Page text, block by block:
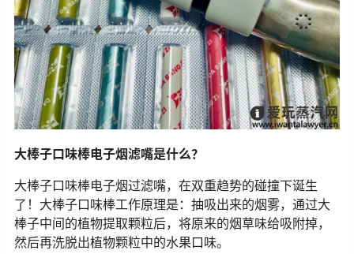
大棒子口味棒电子烟滤嘴是什么？
大棒子口味棒电子烟过滤嘴，在双重趋势的碰撞下诞生
了！大棒子口味棒工作原理是：抽吸出来的烟雾，通过大
棒子中间的植物提取颗粒后，将原来的烟草味给吸附掉，
然后再洗脱出植物颗粒中的水果口味。